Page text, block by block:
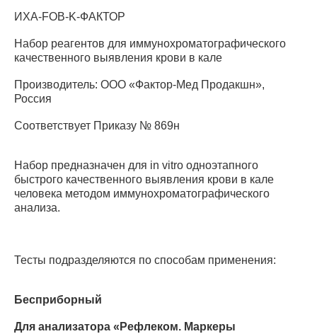
ИХА-FOB-K-ФАКТОР
Набор реагентов для иммунохроматографического
качественного выявления крови в кале
Производитель: ООО «Фактор-Мед Продакшн»,
Россия
Соответствует Приказу № 869н
Набор предназначен для in vitro одноэтапного
быстрого качественного выявления крови в кале
человека методом иммунохроматографического
анализа.
Тесты подразделяются по способам применения:
Бесприборный
Для анализатора «Рефлеком. Маркеры